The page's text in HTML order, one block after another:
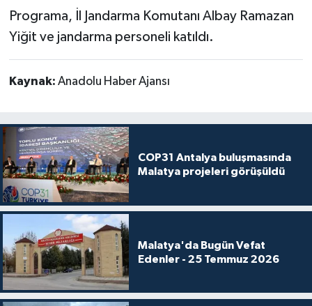
Programa, İl Jandarma Komutanı Albay Ramazan
Yiğit ve jandarma personeli katıldı.
Kaynak: Anadolu Haber Ajansı
COP31 Antalya buluşmasında
Malatya projeleri görüşüldü
Malatya'da Bugün Vefat
Edenler - 25 Temmuz 2026